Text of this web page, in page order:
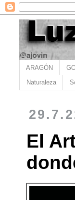
ARAGÓN
Naturaleza
El